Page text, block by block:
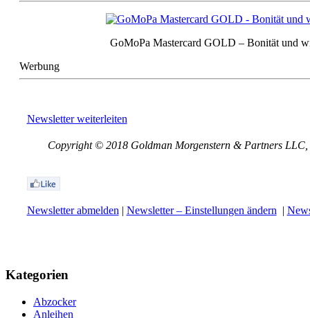
GoMoPa Mastercard GOLD – Bonität und
Werbung
Newsletter weiterleiten
Copyright © 2018 Goldman Morgenstern & Partners LLC,
Newsletter abmelden | Newsletter – Einstellungen ändern |
Kategorien
Abzocker
Anleihen